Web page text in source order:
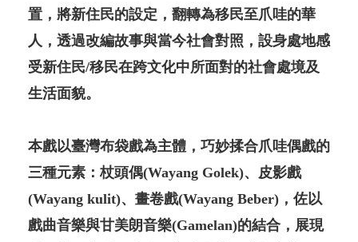
置，將新住民的設定，翻轉為移民至爪哇的華
人，透過改編故事與當今社會對照，設身處地感
受新住民/移民在跨文化中所面對的社會處境及
生活面貌。
本戲以臺灣布袋戲為主體，巧妙揉合爪哇偶戲的
三種元素：杖頭偶(Wayang Golek)、皮影戲
(Wayang kulit)、畫卷戲(Wayang Beber)，佐以
戲曲音樂與甘美朗音樂(Gamelan)的結合，展現